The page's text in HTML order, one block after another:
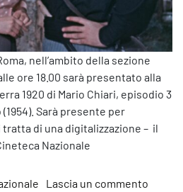
nell’ambito della sezione
ore 18.00 sarà presentato alla
1920 di Mario Chiari, episodio 3
Sarà presente per
di una digitalizzazione – il
Nazionale
Lascia un commento